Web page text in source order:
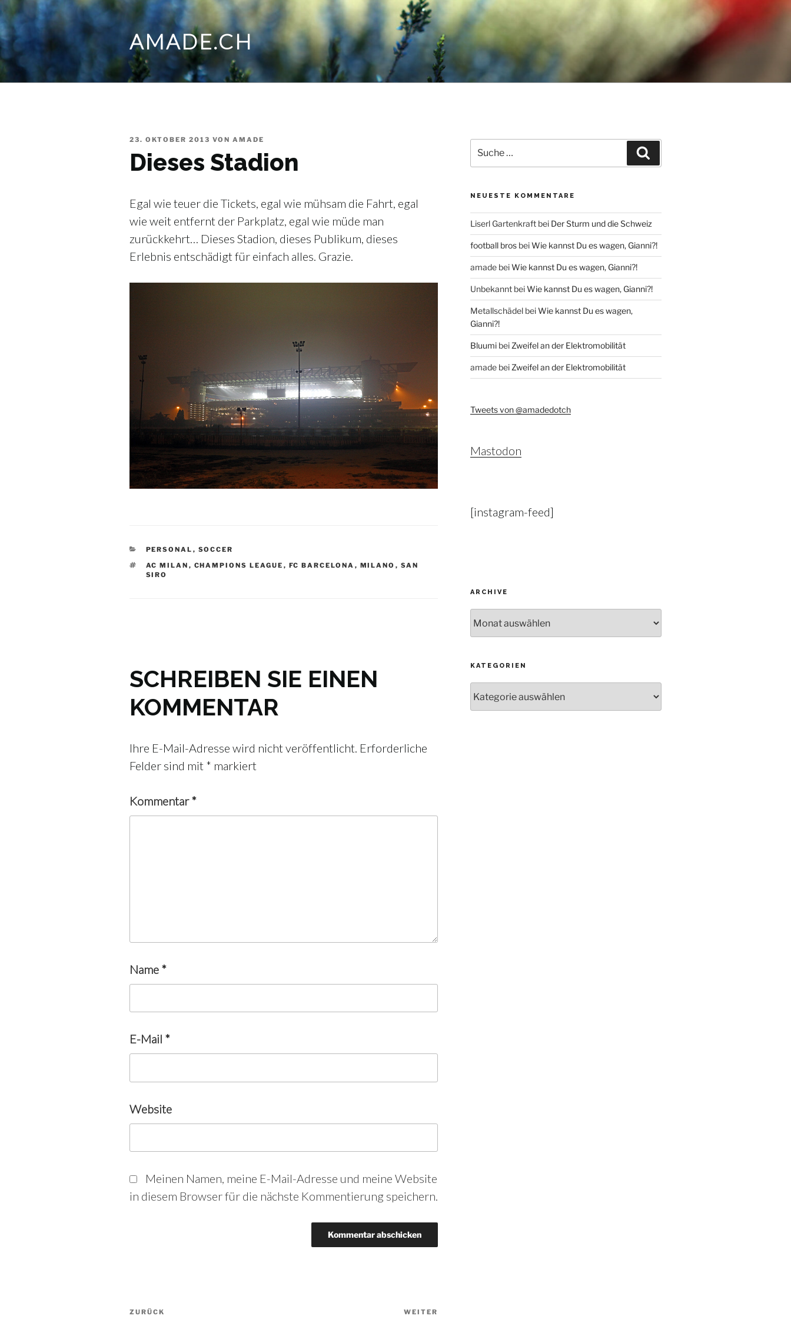
Zum
Inhalt
springen
AMADE.CH
VERÖFFENTLICHT
23. OKTOBER 2013 VON AMADE
Dieses Stadion
Egal wie teuer die Tickets, egal wie mühsam die Fahrt, egal
wie weit entfernt der Parkplatz, egal wie müde man
zurückkehrt… Dieses Stadion, dieses Publikum, dieses
Erlebnis entschädigt für einfach alles. Grazie.
KATEGORIEN
PERSONAL , SOCCER
SCHLAGWÖRTER
AC MILAN , CHAMPIONS LEAGUE , FC BARCELONA , MILANO , SAN
SIRO
SCHREIBEN SIE EINEN
KOMMENTAR
Ihre E-Mail-Adresse wird nicht veröffentlicht. Erforderliche
Felder sind mit * markiert
Kommentar*
Name *
E-Mail *
Website
Meinen Namen, meine E-Mail-Adresse und meine Website
in diesem Browser für die nächste Kommentierung speichern.
Beitrags-
Vorheriger
ZURÜCK WEITER
nach:
NEUESTE KOMMENTARE
Liserl Gartenkraftbei Der Sturm und die Schweiz
football brosbeiWie kannst Du es wagen, Gianni?!
amadebeiWie kannst Du es wagen, Gianni?!
UnbekanntbeiWie kannst Du es wagen, Gianni?!
MetallschädelbeiWie kannst Du es wagen,
Gianni?!
Bluumibei Zweifel an der Elektromobilität
amadebei Zweifel an der Elektromobilität
Tweets von @amadedotch
Mastodon
[instagram-feed]
ARCHIVE
KATEGORIEN